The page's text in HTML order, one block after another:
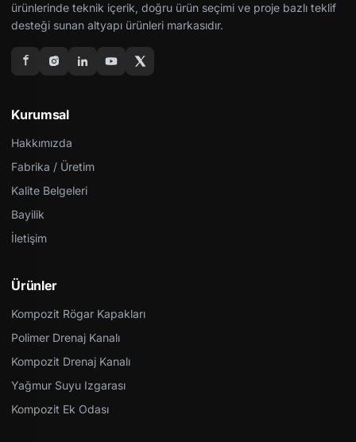
ürünlerinde teknik içerik, doğru ürün seçimi ve proje bazlı teklif
desteği sunan altyapı ürünleri markasıdır.
Kurumsal
Hakkımızda
Fabrika / Üretim
Kalite Belgeleri
Bayilik
İletişim
Ürünler
Kompozit Rögar Kapakları
Polimer Drenaj Kanalı
Kompozit Drenaj Kanalı
Yağmur Suyu Izgarası
Kompozit Ek Odası